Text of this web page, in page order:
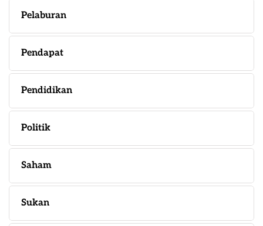
Pelaburan
Pendapat
Pendidikan
Politik
Saham
Sukan